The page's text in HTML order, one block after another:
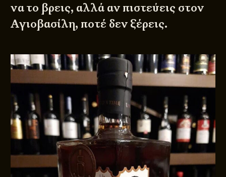
να το βρεις, αλλά αν πιστεύεις στον
Αγιοβασίλη, ποτέ δεν ξέρεις.